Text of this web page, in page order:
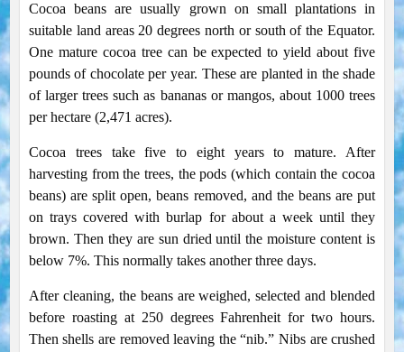
Cocoa beans are usually grown on small plantations in
suitable land areas 20 degrees north or south of the Equator.
One mature cocoa tree can be expected to yield about five
pounds of chocolate per year. These are planted in the shade
of larger trees such as bananas or mangos, about 1000 trees
per hectare (2,471 acres).
Cocoa trees take five to eight years to mature. After
harvesting from the trees, the pods (which contain the cocoa
beans) are split open, beans removed, and the beans are put
on trays covered with burlap for about a week until they
brown. Then they are sun dried until the moisture content is
below 7%. This normally takes another three days.
After cleaning, the beans are weighed, selected and blended
before roasting at 250 degrees Fahrenheit for two hours.
Then shells are removed leaving the “nib.” Nibs are crushed